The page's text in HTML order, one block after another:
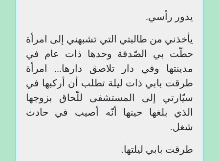
يدور رأسي.
يأخذني من طالبتي التي تشبهني إلى امرأة
حطّت بي الصّدفة وحدها ذات عام في
مدينتها وفي دار تلاصق دارها... امرأة
طرقت بابي ذات ليلة تطلب أن أركبها في
سيّارتي إلى المستشفى للّحاق بزوجها
الذي بلغها حينها أنّه أصيب في حادث
شغل.
طرقت بابي ليلتها.